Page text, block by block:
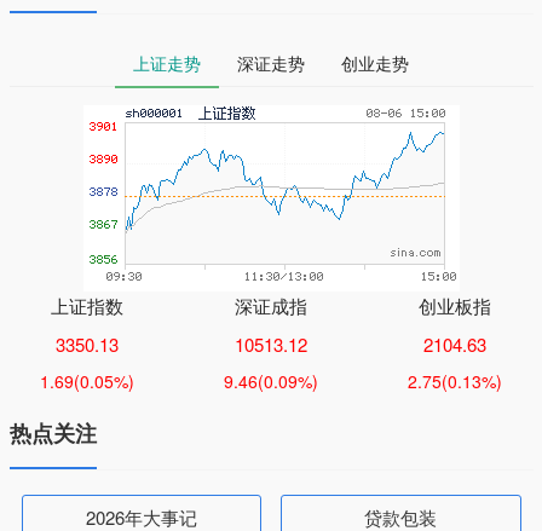
上证走势 深证走势 创业走势
上证指数
3350.13
1.69(0.05%)
深证成指
10513.12
9.46(0.09%)
创业板指
2104.63
2.75(0.13%)
热点关注
2026年大事记 贷款包装